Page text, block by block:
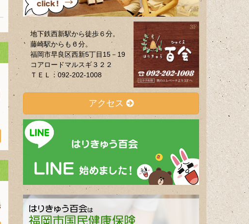
地下鉄西新駅から徒歩６分。
藤崎駅からも６分。
福岡市早良区西新5丁目15－19
コアロードマルスギ３２２
ＴＥＬ：092-202-1008
アクセス